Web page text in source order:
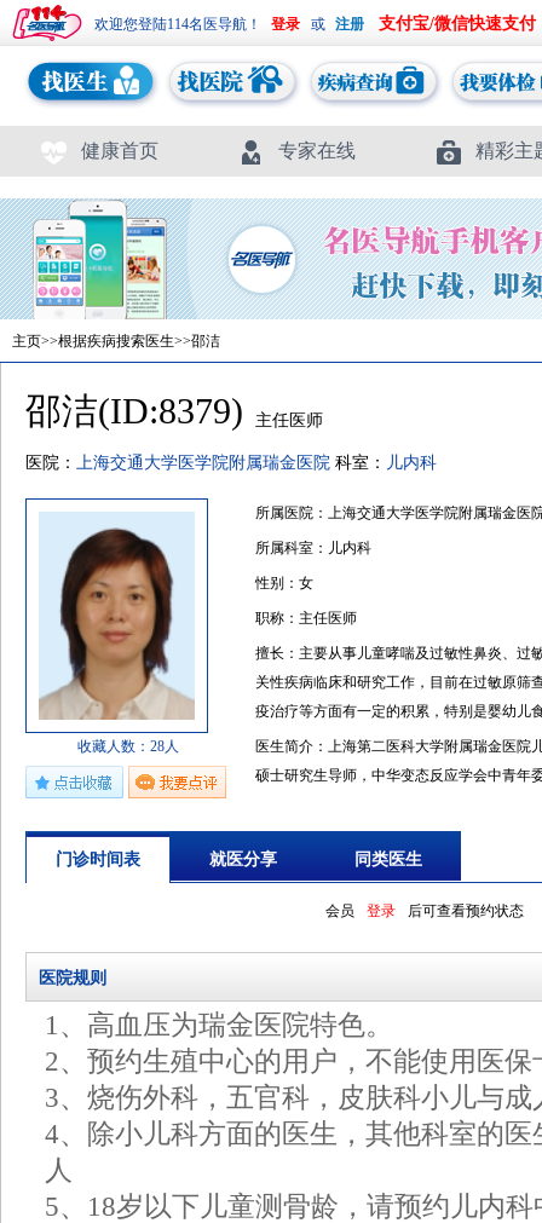
欢迎您登陆114名医导航！ 或 支付宝/微信快速支付
健康首页 专家在线 精彩主
主页>>根据疾病搜索医生>>邵洁
邵洁(ID:8379) 主任医师
医院： 上海交通大学医学院附属瑞金医院 科室： 儿内科
收藏人数：28人
所属医院：上海交通大学医学院附属瑞金医
所属科室：儿内科
性别：女
职称：主任医师
擅长：主要从事儿童哮喘及过敏性鼻炎、过
关性疾病临床和研究工作，目前在过敏原筛
疫治疗等方面有一定的积累，特别是婴幼儿
医生简介：上海第二医科大学附属瑞金医院
硕士研究生导师，中华变态反应学会中青年
童哮喘及过敏性鼻炎、过敏性结膜炎、过敏
究工作，２０００－２００２年赴法国斯特
的积累，特别是婴幼儿食物过敏的筛查和干
门诊时间表 就医分享 同类医生
会员 登录 后可查看预约状态
医院规则
1、高血压为瑞金医院特色。
2、预约生殖中心的用户，不能使用医
3、烧伤外科，五官科，皮肤科小儿与
4、除小儿科方面的医生，其他科室的
人
5、18岁以下儿童测骨龄，请预约儿内